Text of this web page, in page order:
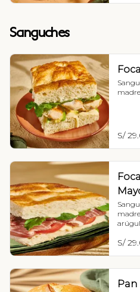
Sanguches
S/
S/